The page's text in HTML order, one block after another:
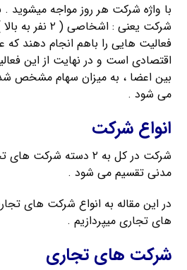
با واژه شرکت هر روز مواجه میشوید
شرکت یعنی :
فعالیت هایی را باهم انجام دهند که
اقتصادی است و در نهایت از این
بین اعضا ، به میزان سهام مشخص
می شود .
انواع شرکت
شرکت در کل به ۲ دسته
مدنی تقسیم می شود .
در این مقاله به انواع شرکت های
های تجاری میپردازیم .
شرکت های تجاری